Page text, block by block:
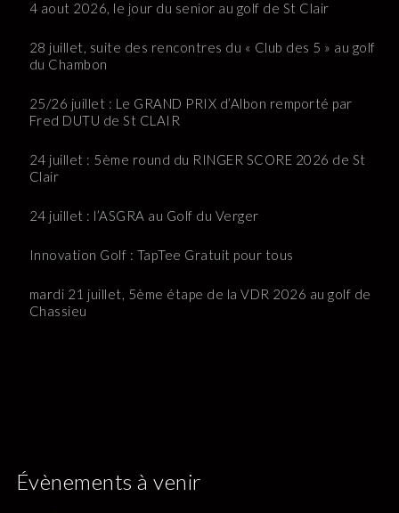
4 aout 2026, le jour du senior au golf de St Clair
28 juillet, suite des rencontres du « Club des 5 » au golf
du Chambon
25/26 juillet : Le GRAND PRIX d’Albon remporté par
Fred DUTU de St CLAIR
24 juillet : 5ème round du RINGER SCORE 2026 de St
Clair
24 juillet : l’ASGRA au Golf du Verger
Innovation Golf : TapTee Gratuit pour tous
mardi 21 juillet, 5ème étape de la VDR 2026 au golf de
Chassieu
Évènements à venir